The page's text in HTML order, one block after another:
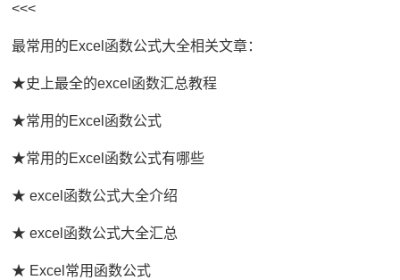
<<<
最常用的Excel函数公式大全相关文章：
★史上最全的excel函数汇总教程
★常用的Excel函数公式
★常用的Excel函数公式有哪些
★ excel函数公式大全介绍
★ excel函数公式大全汇总
★ Excel常用函数公式